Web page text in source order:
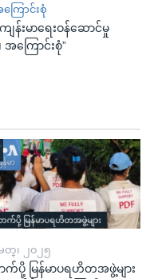
ကြောင်းစုံ
န်းမာရေးဝန်ဆောင်မှု
အကြောင်းစုံ”
တ္၊ ၂၀၂၅
က်ပို့ မြန်မာပရဟိတအဖွဲ့များ